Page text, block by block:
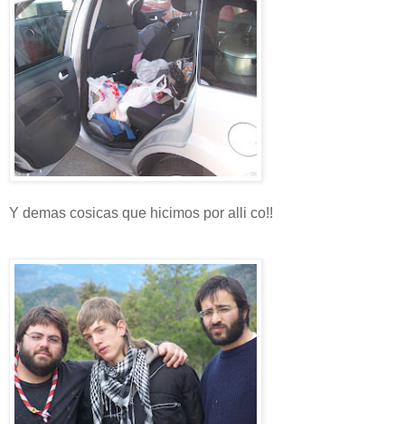
Y demas cosicas que hicimos por alli co!!